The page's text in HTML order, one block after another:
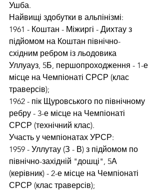
Ушба.
Найвищі здобутки в альпінізмі:
1961 - Коштан - Міжиргі - Дихтау з
підйомом на Коштан північно-
східним ребром із льодовика
Уллуауз, 5Б, першопроходження - 1-е
місце на Чемпіонаті СРСР (клас
траверсів);
1962 - пік Щуровського по північному
ребру - 3-е місце на Чемпіонаті
СРСР (технічний клас).
Участь у чемпіонатах УРСР:
1959 - Уллутау (З - В) з підйомом по
північно-західній "дошці", 5А
(керівник) - 2-е місце на Чемпіонаті
СРСР (клас траверсів);